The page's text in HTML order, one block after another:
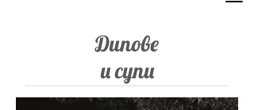
Дипове
и супи